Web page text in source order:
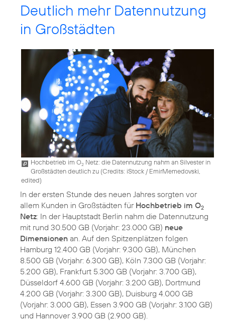
Deutlich mehr Datennutzung
in Großstädten
Hochbetrieb im O2 Netz: die Datennutzung nahm an Silvester in
Großstädten deutlich zu (Credits: iStock / EmirMemedovski,
edited)
In der ersten Stunde des neuen Jahres sorgten vor
allem Kunden in Großstädten für Hochbetrieb im O2
Netz: In der Hauptstadt Berlin nahm die Datennutzung
mit rund 30.500 GB (Vorjahr: 23.000 GB) neue
Dimensionen an. Auf den Spitzenplätzen folgen
Hamburg 12.400 GB (Vorjahr: 9.300 GB), München
8.500 GB (Vorjahr: 6.300 GB), Köln 7.300 GB (Vorjahr:
5.200 GB), Frankfurt 5.300 GB (Vorjahr: 3.700 GB),
Düsseldorf 4.600 GB (Vorjahr: 3.200 GB), Dortmund
4.200 GB (Vorjahr: 3.300 GB), Duisburg 4.000 GB
(Vorjahr: 3.000 GB), Essen 3.900 GB (Vorjahr: 3.100 GB)
und Hannover 3.900 GB (2.900 GB).